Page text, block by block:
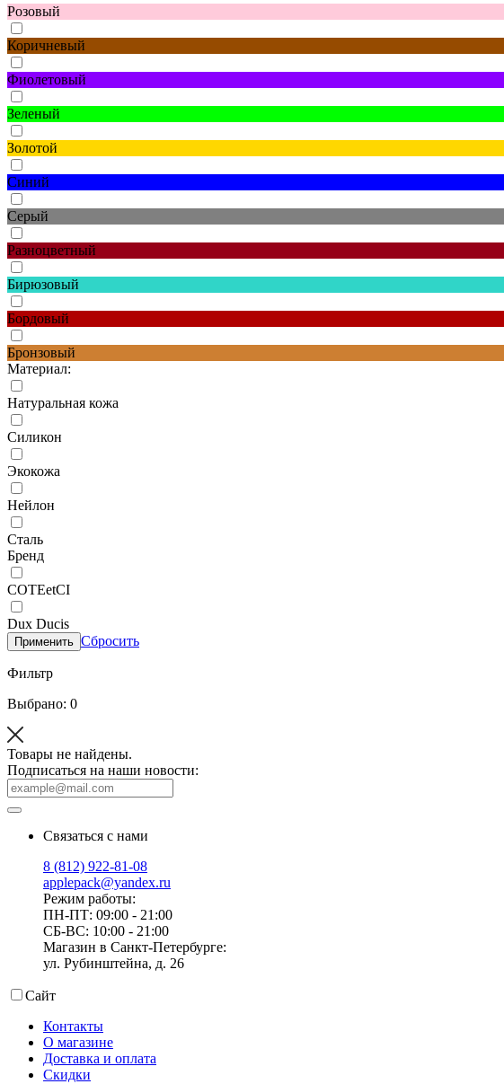
Розовый
Коричневый
Фиолетовый
Зеленый
Золотой
Синий
Серый
Разноцветный
Бирюзовый
Бордовый
Бронзовый
Материал:
Натуральная кожа
Силикон
Экокожа
Нейлон
Сталь
Бренд
COTEetCI
Dux Ducis
Применить Сбросить
Фильтр
Выбрано: 0
Товары не найдены.
Подписаться на наши новости:
Связаться с нами
8 (812) 922-81-08
applepack@yandex.ru
Режим работы:
ПН-ПТ: 09:00 - 21:00
СБ-ВС: 10:00 - 21:00
Магазин в Санкт-Петербурге:
ул. Рубинштейна, д. 26
Сайт
Контакты
О магазине
Доставка и оплата
Скидки